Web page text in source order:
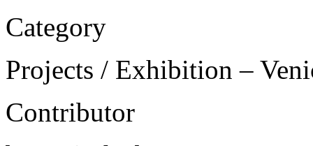
Category
Projects / Exhibition –
Contributor